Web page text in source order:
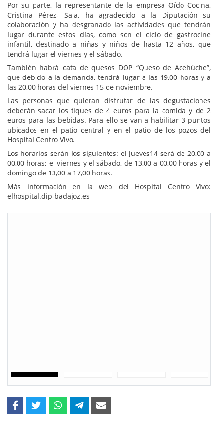
Por su parte, la representante de la empresa Oído Cocina,
Cristina Pérez- Sala, ha agradecido a la Diputación su
colaboración y ha desgranado las actividades que tendrán
lugar durante estos días, como son el ciclo de gastrocine
infantil, destinado a niñas y niños de hasta 12 años, que
tendrá lugar el viernes y el sábado.
También habrá cata de quesos DOP “Queso de Acehúche”,
que debido a la demanda, tendrá lugar a las 19,00 horas y a
las 20,00 horas del viernes 15 de noviembre.
Las personas que quieran disfrutar de las degustaciones
deberán sacar los tiques de 4 euros para la comida y de 2
euros para las bebidas. Para ello se van a habilitar 3 puntos
ubicados en el patio central y en el patio de los pozos del
Hospital Centro Vivo.
Los horarios serán los siguientes: el jueves14 será de 20,00 a
00,00 horas; el viernes y el sábado, de 13,00 a 00,00 horas y el
domingo de 13,00 a 17,00 horas.
Más información en la web del Hospital Centro Vivo:
elhospital.dip-badajoz.es